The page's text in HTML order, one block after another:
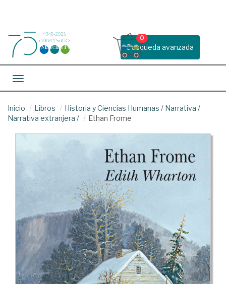
Busqueda avanzada
0
Toggle navigation
Inicio Libros Historia y Ciencias Humanas / Narrativa /
Narrativa extranjera / Ethan Frome